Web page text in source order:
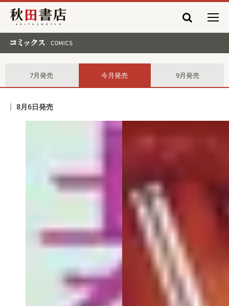
秋田書店
7月発売 今月発売 9月発売
8月6日発売